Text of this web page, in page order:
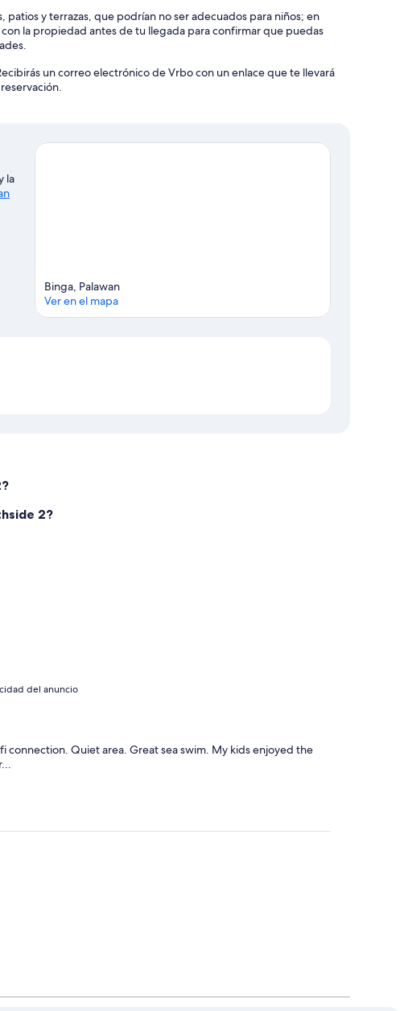
y terrazas, que podrían no ser adecuados para niños; en
la propiedad antes de tu llegada para confirmar que puedas
un correo electrónico de Vrbo con un enlace que te llevará
la
Binga, Palawan
Ver en el mapa
2?
del anuncio
Quiet area. Great sea swim. My kids enjoyed the